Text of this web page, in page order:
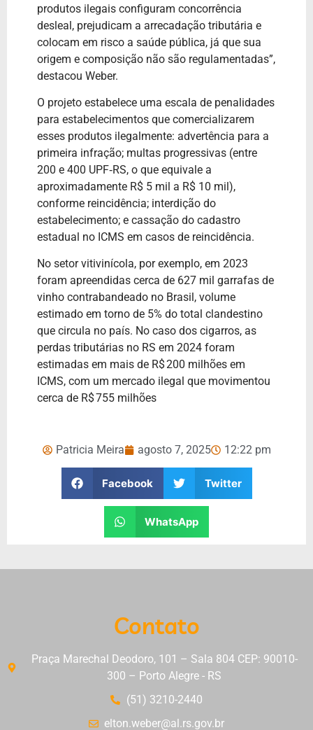
produtos ilegais configuram concorrência
desleal, prejudicam a arrecadação tributária e
colocam em risco a saúde pública, já que sua
origem e composição não são regulamentadas”,
destacou Weber.
O projeto estabelece uma escala de penalidades
para estabelecimentos que comercializarem
esses produtos ilegalmente: advertência para a
primeira infração; multas progressivas (entre
200 e 400 UPF‑RS, o que equivale a
aproximadamente R$ 5 mil a R$ 10 mil),
conforme reincidência; interdição do
estabelecimento; e cassação do cadastro
estadual no ICMS em casos de reincidência.
No setor vitivinícola, por exemplo, em 2023
foram apreendidas cerca de 627 mil garrafas de
vinho contrabandeado no Brasil, volume
estimado em torno de 5% do total clandestino
que circula no país. No caso dos cigarros, as
perdas tributárias no RS em 2024 foram
estimadas em mais de R$ 200 milhões em
ICMS, com um mercado ilegal que movimentou
cerca de R$ 755 milhões
Patricia Meira agosto 7, 2025 12:22 pm
Facebook Twitter
WhatsApp
Contato
Praça Marechal Deodoro, 101 – Sala 804 CEP: 90010-
300 – Porto Alegre - RS
(51) 3210-2440
elton.weber@al.rs.gov.br